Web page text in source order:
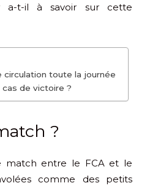
a-t-il à savoir sur cette
toute la journée
cas de victoire ?
?
match entre le FCA et le
comme des petits